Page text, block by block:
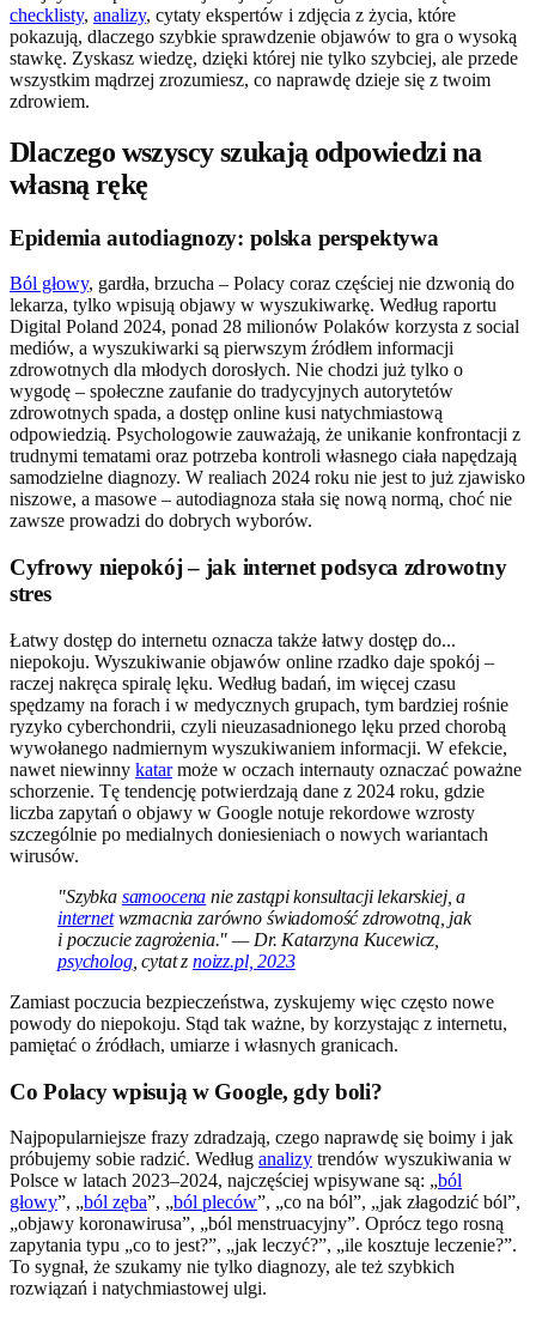
checklisty, analizy, cytaty ekspertów i zdjęcia z życia, które
pokazują, dlaczego szybkie sprawdzenie objawów to gra o wysoką
stawkę. Zyskasz wiedzę, dzięki której nie tylko szybciej, ale przede
wszystkim mądrzej zrozumiesz, co naprawdę dzieje się z twoim
zdrowiem.
Dlaczego wszyscy szukają odpowiedzi na
własną rękę
Epidemia autodiagnozy: polska perspektywa
Ból głowy, gardła, brzucha – Polacy coraz częściej nie dzwonią do
lekarza, tylko wpisują objawy w wyszukiwarkę. Według raportu
Digital Poland 2024, ponad 28 milionów Polaków korzysta z social
mediów, a wyszukiwarki są pierwszym źródłem informacji
zdrowotnych dla młodych dorosłych. Nie chodzi już tylko o
wygodę – społeczne zaufanie do tradycyjnych autorytetów
zdrowotnych spada, a dostęp online kusi natychmiastową
odpowiedzią. Psychologowie zauważają, że unikanie konfrontacji z
trudnymi tematami oraz potrzeba kontroli własnego ciała napędzają
samodzielne diagnozy. W realiach 2024 roku nie jest to już zjawisko
niszowe, a masowe – autodiagnoza stała się nową normą, choć nie
zawsze prowadzi do dobrych wyborów.
Cyfrowy niepokój – jak internet podsyca zdrowotny
stres
Łatwy dostęp do internetu oznacza także łatwy dostęp do...
niepokoju. Wyszukiwanie objawów online rzadko daje spokój –
raczej nakręca spiralę lęku. Według badań, im więcej czasu
spędzamy na forach i w medycznych grupach, tym bardziej rośnie
ryzyko cyberchondrii, czyli nieuzasadnionego lęku przed chorobą
wywołanego nadmiernym wyszukiwaniem informacji. W efekcie,
nawet niewinny katarmoże w oczach internauty oznaczać poważne
schorzenie. Tę tendencję potwierdzają dane z 2024 roku, gdzie
liczba zapytań o objawy w Google notuje rekordowe wzrosty
szczególnie po medialnych doniesieniach o nowych wariantach
wirusów.
"Szybka samoocena nie zastąpi konsultacji lekarskiej, a
internetwzmacnia zarówno świadomość zdrowotną, jak
i poczucie zagrożenia." — Dr. Katarzyna Kucewicz,
psycholog, cytat z noizz.pl, 2023
Zamiast poczucia bezpieczeństwa, zyskujemy więc często nowe
powody do niepokoju. Stąd tak ważne, by korzystając z internetu,
pamiętać o źródłach, umiarze i własnych granicach.
Co Polacy wpisują w Google, gdy boli?
Najpopularniejsze frazy zdradzają, czego naprawdę się boimy i jak
próbujemy sobie radzić. Według analizy trendów wyszukiwania w
Polsce w latach 2023–2024, najczęściej wpisywane są: „ból
głowy”, „ból zęba”, „ból pleców”, „co na ból”, „jak złagodzić ból”,
„objawy koronawirusa”, „ból menstruacyjny”. Oprócz tego rosną
zapytania typu „co to jest?”, „jak leczyć?”, „ile kosztuje leczenie?”.
To sygnał, że szukamy nie tylko diagnozy, ale też szybkich
rozwiązań i natychmiastowej ulgi.